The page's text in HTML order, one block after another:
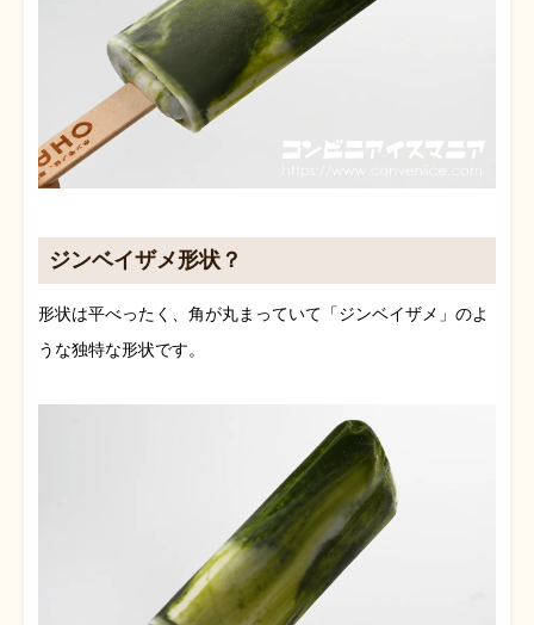
ジンベイザメ形状？
形状は平べったく、角が丸まっていて「ジンベイザメ」のよ
うな独特な形状です。